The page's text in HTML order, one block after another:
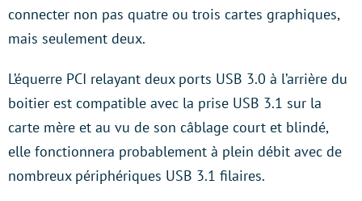
connecter non pas quatre ou trois cartes graphiques,
mais seulement deux.
L’équerre PCI relayant deux ports USB 3.0 à l’arrière du
boitier est compatible avec la prise USB 3.1 sur la
carte mère et au vu de son câblage court et blindé,
elle fonctionnera probablement à plein débit avec de
nombreux périphériques USB 3.1 filaires.